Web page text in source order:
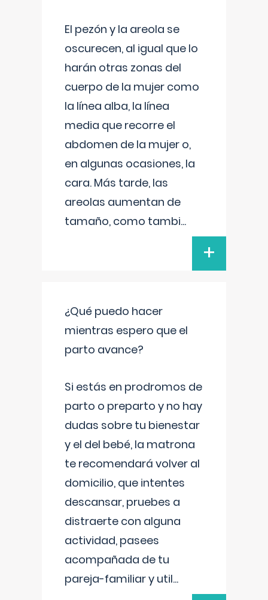
El pezón y la areola se
oscurecen, al igual que lo
harán otras zonas del
cuerpo de la mujer como
la línea alba, la línea
media que recorre el
abdomen de la mujer o,
en algunas ocasiones, la
cara. Más tarde, las
areolas aumentan de
tamaño, como tambi...
+
¿Qué puedo hacer
mientras espero que el
parto avance?
Si estás en prodromos de
parto o preparto y no hay
dudas sobre tu bienestar
y el del bebé, la matrona
te recomendará volver al
domicilio, que intentes
descansar, pruebes a
distraerte con alguna
actividad, pasees
acompañada de tu
pareja-familiar y util...